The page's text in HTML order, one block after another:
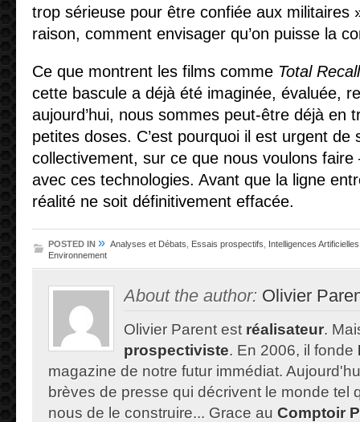
trop sérieuse pour être confiée aux militaires
raison, comment envisager qu’on puisse la
Ce que montrent les films comme Total Recall
cette bascule a déjà été imaginée, évaluée,
aujourd’hui, nous sommes peut-être déjà en
petites doses. C’est pourquoi il est urgent de
collectivement, sur ce que nous voulons
avec ces technologies. Avant que la ligne
réalité ne soit définitivement effacée.
POSTED IN » Analyses et Débats Essais prospectifs Intelligences Artificielles
Environnement
About the author: Olivier
Olivier Parent est réalisateur.
prospectiviste. En 2006, il fonde
magazine de notre futur immédiat.
brèves de presse qui décrivent le monde tel
nous de le construire... Grace au Comptoir